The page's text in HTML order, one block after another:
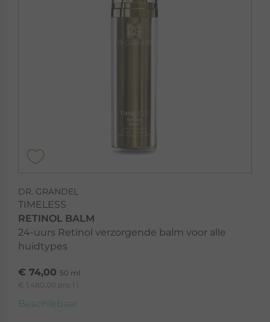
DR. GRANDEL
TIMELESS
RETINOL BALM
24-uurs Retinol verzorgende balm voor alle
huidtypes
€ 74,00 50 ml
€ 1.480,00 pro 1 l
Beschikbaar